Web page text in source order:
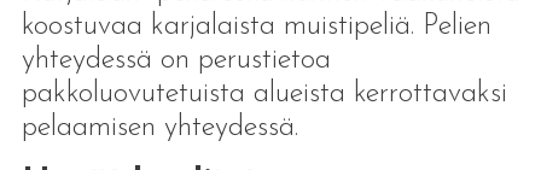
koostuvaa karjalaista muistipeliä. Pelien
yhteydessä on perustietoa
pakkoluovutetuista alueista kerrottavaksi
pelaamisen yhteydessä.